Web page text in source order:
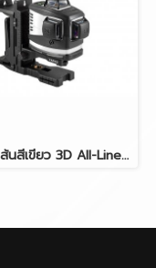
เลเซอร์เส้นสีเขียว 3D All-Lines KAPRO รุ่น 883NG Prolaser®